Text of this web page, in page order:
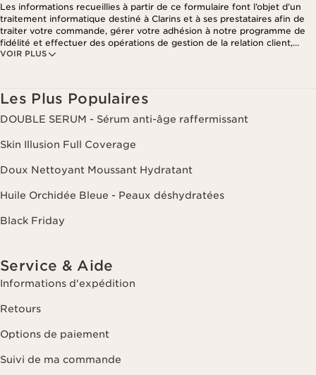
VOIR PLUS
Les informations recueillies à partir de ce formulaire font l’objet d’un
traitement informatique destiné à Clarins et à ses prestataires afin de
traiter votre commande, gérer votre adhésion à notre programme de
fidélité et effectuer des opérations de gestion de la relation client,
notamment pour vous adresser des offres personnalisées en fonction
Les Plus Populaires
DOUBLE SERUM - Sérum anti-âge raffermissant
Skin Illusion Full Coverage
Doux Nettoyant Moussant Hydratant
Huile Orchidée Bleue - Peaux déshydratées
Black Friday
Service & Aide
Informations d'expédition
Retours
Options de paiement
Suivi de ma commande